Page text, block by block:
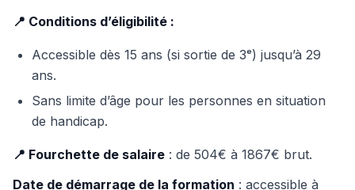
📍 Conditions d’éligibilité :
Accessible dès 15 ans (si sortie de 3ᵉ) jusqu’à 29
ans.
Sans limite d’âge pour les personnes en situation
de handicap.
📍 Fourchette de salaire : de 504€ à 1867€ brut.
Date de démarrage de la formation : accessible à